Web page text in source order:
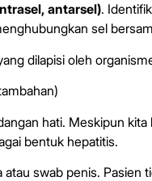
antarsel).
sel
dilapisi oleh
hati. Meskipun
bentuk hepatitis.
atau swab penis.